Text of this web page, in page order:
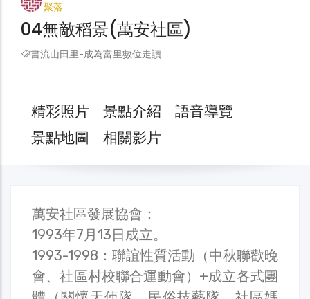
聚落
04無敵稻景(萬安社區)
書流山田里-成為富里數位走讀
精彩照片 景點介紹
語音導覽
景點地圖
相關影片
萬安社區發展協會：
1993年7月13日成立。
1993-1998：聯誼性質活動（中秋聯歡晚
會、社區村校聯合運動會）+成立各式團